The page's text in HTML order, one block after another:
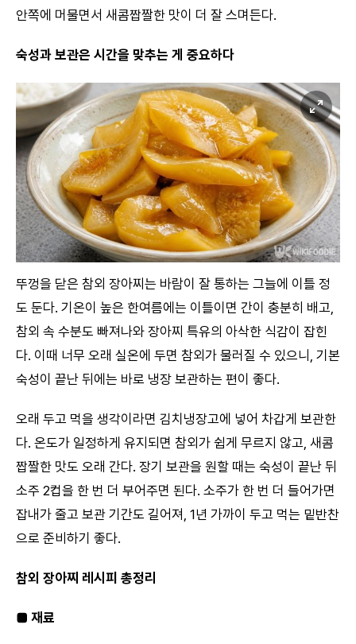
안쪽에 머물면서 새콤짭짤한 맛이 더 잘 스며든다.
숙성과 보관은 시간을 맞추는 게 중요하다
뚜껑을 닫은 참외 장아찌는 바람이 잘 통하는 그늘에 이틀 정
도 둔다. 기온이 높은 한여름에는 이틀이면 간이 충분히 배고,
참외 속 수분도 빠져나와 장아찌 특유의 아삭한 식감이 잡힌
다. 이때 너무 오래 실온에 두면 참외가 물러질 수 있으니, 기본
숙성이 끝난 뒤에는 바로 냉장 보관하는 편이 좋다.
오래 두고 먹을 생각이라면 김치냉장고에 넣어 차갑게 보관한
다. 온도가 일정하게 유지되면 참외가 쉽게 무르지 않고, 새콤
짭짤한 맛도 오래 간다. 장기 보관을 원할 때는 숙성이 끝난 뒤
소주 2컵을 한 번 더 부어주면 된다. 소주가 한 번 더 들어가면
잡내가 줄고 보관 기간도 길어져, 1년 가까이 두고 먹는 밑반찬
으로 준비하기 좋다.
참외 장아찌 레시피 총정리
■ 재료